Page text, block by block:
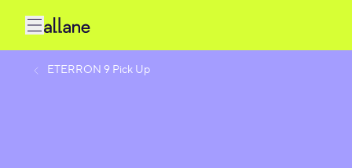
ETERRON 9 Pick Up